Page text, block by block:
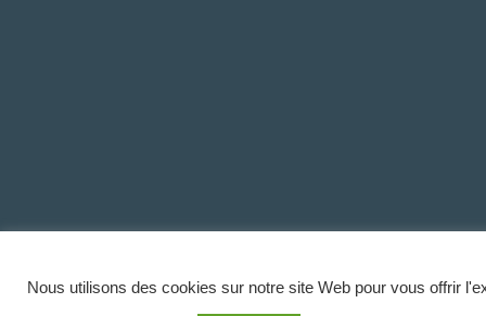
Nous utilisons des cookies sur notre site Web pour vous offrir